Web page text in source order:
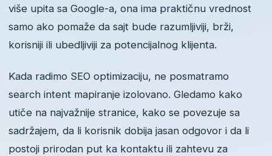
više upita sa Google-a, ona ima praktičnu vrednost
samo ako pomaže da sajt bude razumljiviji, brži,
korisniji ili ubedljiviji za potencijalnog klijenta.
Kada radimo SEO optimizaciju, ne posmatramo
search intent mapiranje izolovano. Gledamo kako
utiče na najvažnije stranice, kako se povezuje sa
sadržajem, da li korisnik dobija jasan odgovor i da li
postoji prirodan put ka kontaktu ili zahtevu za